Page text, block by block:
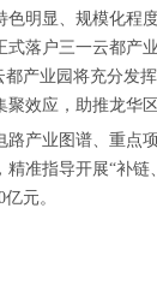
明显、规模化程
式落户三一云都产
产业园将充分发
效应，助推龙华区
产业图谱、重点
准指导开展“补
元。